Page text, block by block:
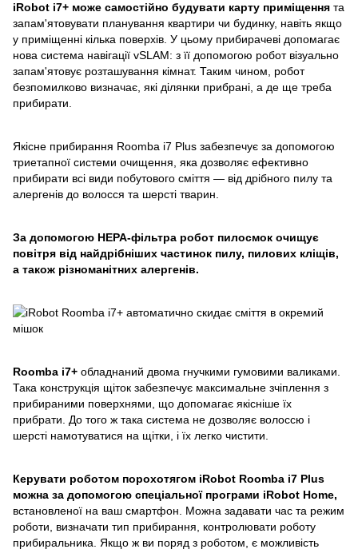
iRobot i7+ може самостійно будувати карту приміщення та
запам'ятовувати планування квартири чи будинку, навіть якщо
у приміщенні кілька поверхів. У цьому прибирачеві допомагає
нова система навігації vSLAM: з її допомогою робот візуально
запам'ятовує розташування кімнат. Таким чином, робот
безпомилково визначає, які ділянки прибрані, а де ще треба
прибирати.
Якісне прибирання Roomba i7 Plus забезпечує за допомогою
триетапної системи очищення, яка дозволяє ефективно
прибирати всі види побутового сміття — від дрібного пилу та
алергенів до волосся та шерсті тварин.
За допомогою НЕРА-фільтра робот пилосмок очищує
повітря від найдрібніших частинок пилу, пилових кліщів,
а також різноманітних алергенів.
Roomba i7+ обладнаний двома гнучкими гумовими валиками.
Така конструкція щіток забезпечує максимальне зчіплення з
прибираними поверхнями, що допомагає якісніше їх
прибрати. До того ж така система не дозволяє волоссю і
шерсті намотуватися на щітки, і їх легко чистити.
Керувати роботом порохотягом iRobot Roomba i7 Plus
можна за допомогою спеціальної програми iRobot Home,
встановленої на ваш смартфон. Можна задавати час та режим
роботи, визначати тип прибирання, контролювати роботу
прибиральника. Якщо ж ви поряд з роботом, є можливість